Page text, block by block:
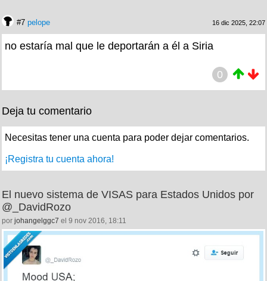
#7 pelope 16 dic 2025, 22:07
no estaría mal que le deportarán a él a Siria
0
Deja tu comentario
Necesitas tener una cuenta para poder dejar comentarios.
¡Registra tu cuenta ahora!
El nuevo sistema de VISAS para Estados Unidos por
@‏_DavidRozo
por johangelggc7 el 9 nov 2016, 18:11